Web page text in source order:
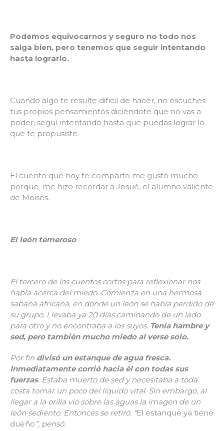
Podemos equivocarnos y seguro no todo nos
salga bien, pero tenemos que seguir intentando
hasta lograrlo.
Cuando algo te resulte difícil de hacer, no escuches
tus propios pensamientos diciéndote que no vas a
poder, seguí intentando hasta que puedas lograr lo
que te propusiste.
El cuento que hoy te comparto me gustó mucho
porque me hizo recordar a Josué, el alumno valiente
de Moisés.
El león temeroso
El tercero de los cuentos cortos para reflexionar nos
habla acerca del miedo. Comienza en una hermosa
sabana africana, en donde un león se había perdido de
su grupo. Llevaba ya 20 días caminando de un lado
para otro y no encontraba a los suyos. Tenía hambre y
sed, pero también mucho miedo al verse solo.
Por fin divisó un estanque de agua fresca.
Inmediatamente corrió hacia él con todas sus
fuerzas. Estaba muerto de sed y necesitaba a toda
costa tomar un poco del líquido vital. Sin embargo, al
llegar a la orilla vio sobre las aguas la imagen de un
león sediento. Entonces se retiró. “El estanque ya tiene
dueño ”, pensó.